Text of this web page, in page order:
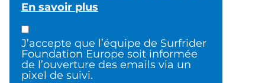
En savoir plus
J’accepte que l’équipe de Surfrider
Foundation Europe soit informée
de l’ouverture des emails via un
pixel de suivi.